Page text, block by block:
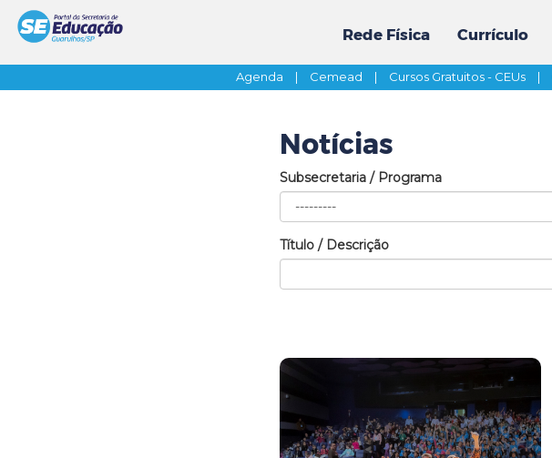
Rede Física Currículo
Agenda | Cemead | Cursos Gratuitos - CEUs |
Notícias
Subsecretaria / Programa
Título / Descrição